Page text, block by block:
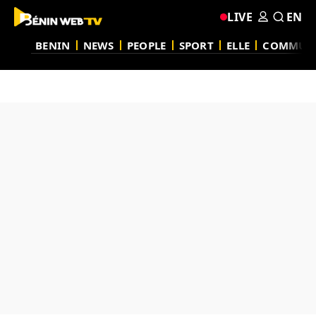
BENIN NEWS PEOPLE SPORT ELLE
LIVE EN